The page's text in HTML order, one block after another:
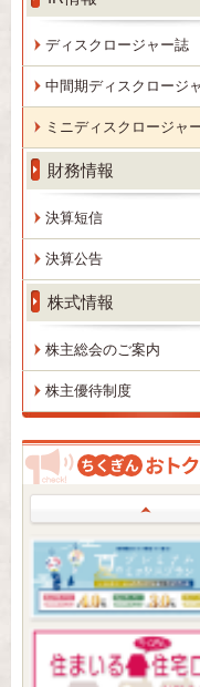
ディスクロージャー誌
中間期ディスクロージ
ミニディスクロージャ
財務情報
決算短信
決算公告
株式情報
株主総会のご案内
株主優待制度